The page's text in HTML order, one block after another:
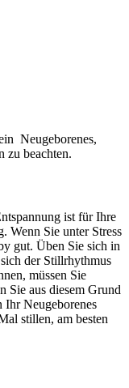
Neugeborenes,
zu beachten.
ist für Ihre
Wenn Sie unter Stress
gut. Üben Sie sich in
der Stillrhythmus
müssen Sie
Sie aus diesem Grund
Ihr Neugeborenes
stillen, am besten